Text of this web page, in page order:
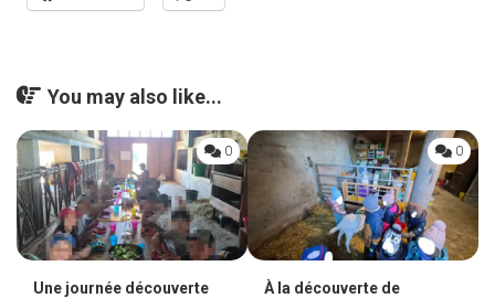
You may also like...
0
Une journée découverte
0
À la découverte de